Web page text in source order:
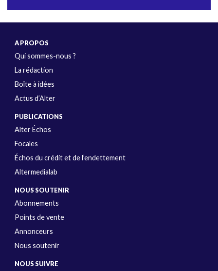
A PROPOS
Qui sommes-nous ?
La rédaction
Boîte à idées
Actus d’Alter
PUBLICATIONS
Alter Échos
Focales
Échos du crédit et de l’endettement
Altermedialab
NOUS SOUTENIR
Abonnements
Points de vente
Annonceurs
Nous soutenir
NOUS SUIVRE